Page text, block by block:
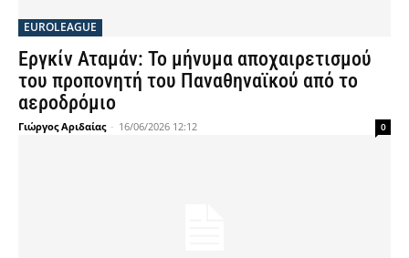
EUROLEAGUE
Εργκίν Αταμάν: Το μήνυμα αποχαιρετισμού
του προπονητή του Παναθηναϊκού από το
αεροδρόμιο
Γιώργος Αριδαίας - 16/06/2026 12:12 0